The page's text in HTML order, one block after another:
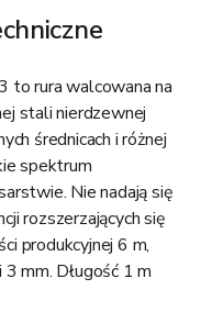
to rura walcowana na
stali nierdzewnej
średnicach i różnej
spektrum
Nie nadają się
rozszerzających się
produkcyjnej 6 m,
mm. Długość 1 m